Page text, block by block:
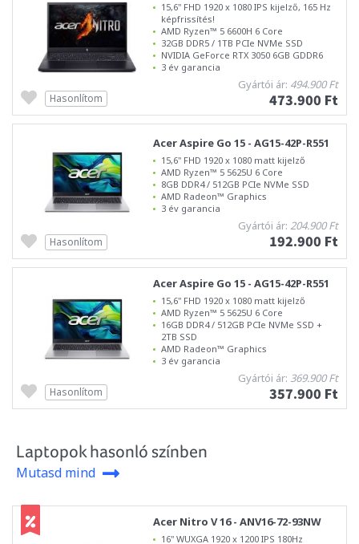
15,6" FHD 1920 x 1080 IPS kijelző, 165 Hz
képfrissítés!
AMD Ryzen™ 5 6600H 6 Core
32GB DDR5 / 1TB PCIe NVMe SSD
NVIDIA GeForce RTX 3050 6GB GDDR6
3 év garancia
Gyártói ár: 494.900 Ft
473.900 Ft
Hasonlítom
Acer Aspire Go 15 - AG15-42P-R551
15,6" FHD 1920 x 1080 matt kijelző
AMD Ryzen™ 5 5625U 6 Core
8GB DDR4 / 512GB PCIe NVMe SSD
AMD Radeon™ Graphics
3 év garancia
Gyártói ár: 204.900 Ft
192.900 Ft
Hasonlítom
Acer Aspire Go 15 - AG15-42P-R551
15,6" FHD 1920 x 1080 matt kijelző
AMD Ryzen™ 5 5625U 6 Core
16GB DDR4 / 512GB PCIe NVMe SSD +
2TB SSD
AMD Radeon™ Graphics
3 év garancia
Gyártói ár: 369.900 Ft
357.900 Ft
Hasonlítom
Laptopok hasonló színben
Mutasd mind
Acer Nitro V 16 - ANV16-72-93NW
16" WUXGA 1920 x 1200 IPS 180Hz